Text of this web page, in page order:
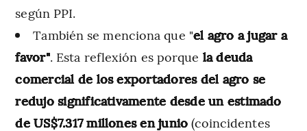
según PPI.
También se menciona que "el agro a jugar a
favor". Esta reflexión es porque la deuda
comercial de los exportadores del agro se
redujo significativamente desde un estimado
de US$7.317 millones en junio (coincidentes